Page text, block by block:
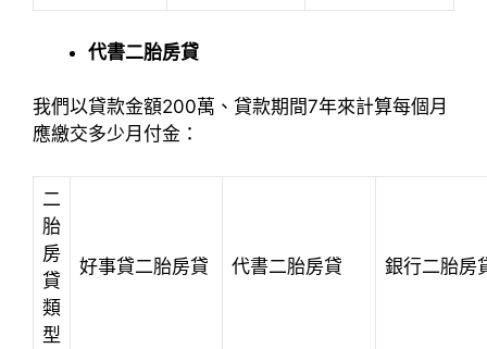
代書二胎房貸
我們以貸款金額200萬、貸款期間7年來計算每個月
應繳交多少月付金：
二
胎
房
貸
類
型
好事貸二胎房貸 代書二胎房貸 銀行二胎房